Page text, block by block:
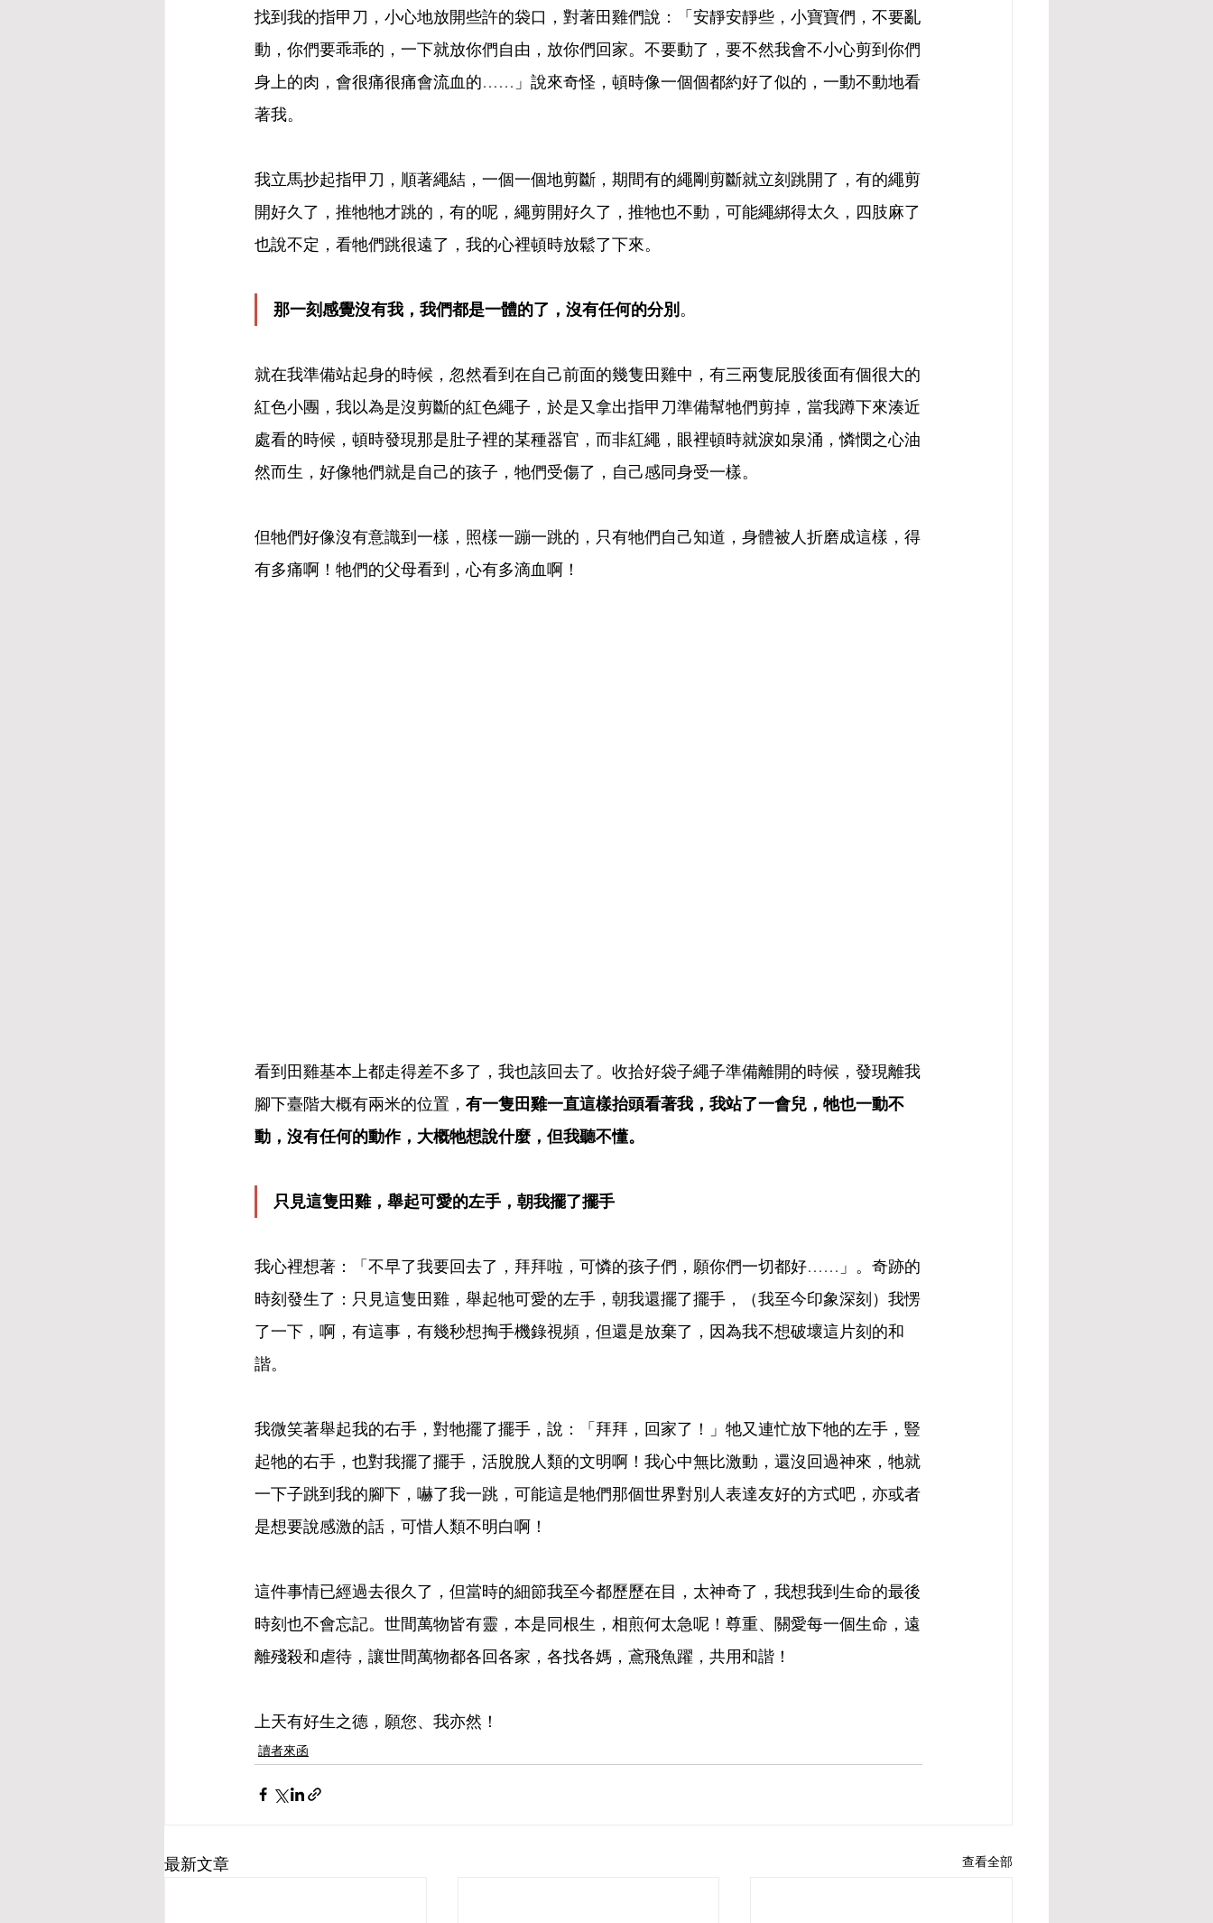
找到我的指甲刀，小心地放開些許的袋口，對著田雞們說：「安靜安靜些，小寶寶們，不要亂
動，你們要乖乖的，一下就放你們自由，放你們回家。不要動了，要不然我會不小心剪到你們
身上的肉，會很痛很痛會流血的……」說來奇怪，頓時像一個個都約好了似的，一動不動地看
著我。
我立馬抄起指甲刀，順著繩結，一個一個地剪斷，期間有的繩剛剪斷就立刻跳開了，有的繩剪
開好久了，推牠牠才跳的，有的呢，繩剪開好久了，推牠也不動，可能繩綁得太久，四肢麻了
也說不定，看牠們跳很遠了，我的心裡頓時放鬆了下來。
那一刻感覺沒有我，我們都是一體的了，沒有任何的分別 。
就在我準備站起身的時候，忽然看到在自己前面的幾隻田雞中，有三兩隻屁股後面有個很大的
紅色小團，我以為是沒剪斷的紅色繩子，於是又拿出指甲刀準備幫牠們剪掉，當我蹲下來湊近
處看的時候，頓時發現那是肚子裡的某種器官，而非紅繩，眼裡頓時就淚如泉涌，憐憫之心油
然而生，好像牠們就是自己的孩子，牠們受傷了，自己感同身受一樣。
但牠們好像沒有意識到一樣，照樣一蹦一跳的，只有牠們自己知道，身體被人折磨成這樣，得
有多痛啊！牠們的父母看到，心有多滴血啊！
看到田雞基本上都走得差不多了，我也該回去了。收拾好袋子繩子準備離開的時候，發現離我
腳下臺階大概有兩米的位置， 有一隻田雞一直這樣抬頭看著我，我站了一會兒，牠也一動不
動，沒有任何的動作，大概牠想說什麼，但我聽不懂。
只見這隻田雞，舉起可愛的左手，朝我擺了擺手
我心裡想著：「不早了我要回去了，拜拜啦，可憐的孩子們，願你們一切都好……」。奇跡的
時刻發生了：只見這隻田雞，舉起牠可愛的左手，朝我還擺了擺手，（我至今印象深刻）我愣
了一下，啊，有這事，有幾秒想掏手機錄視頻，但還是放棄了，因為我不想破壞這片刻的和
諧。
我微笑著舉起我的右手，對牠擺了擺手，說：「拜拜，回家了！」牠又連忙放下牠的左手，豎
起牠的右手，也對我擺了擺手，活脫脫人類的文明啊！我心中無比激動，還沒回過神來，牠就
一下子跳到我的腳下，嚇了我一跳，可能這是牠們那個世界對別人表達友好的方式吧，亦或者
是想要說感激的話，可惜人類不明白啊！
這件事情已經過去很久了，但當時的細節我至今都歷歷在目，太神奇了，我想我到生命的最後
時刻也不會忘記。世間萬物皆有靈，本是同根生，相煎何太急呢！尊重、關愛每一個生命，遠
離殘殺和虐待，讓世間萬物都各回各家，各找各媽，鳶飛魚躍，共用和諧！
上天有好生之德，願您、我亦然！
讀者來函
最新文章 查看全部